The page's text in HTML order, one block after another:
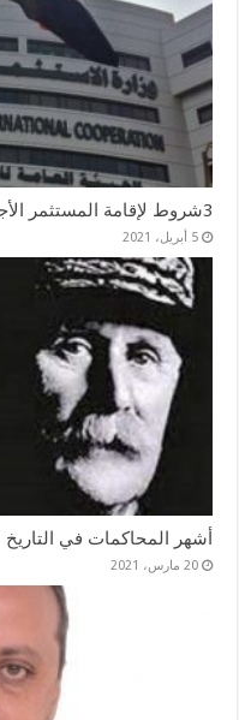
3شروط لإقامة المستثمر الأجنبي في مصر
5 أبريل، 2021
أشهر المحاكمات في التاريخ
20 مارس، 2021